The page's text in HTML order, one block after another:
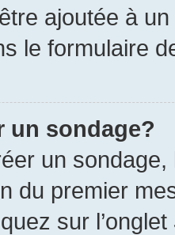
ajoutée à
le formulaire
un sondage?
un
du premier
sur l’onglet